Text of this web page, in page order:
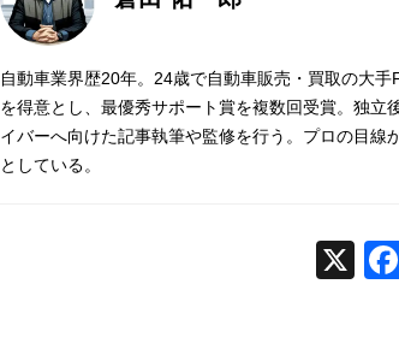
自動車業界歴20年。24歳で自動車販売・買取の大
を得意とし、最優秀サポート賞を複数回受賞。独立
イバーへ向けた記事執筆や監修を行う。プロの目
としている。
X